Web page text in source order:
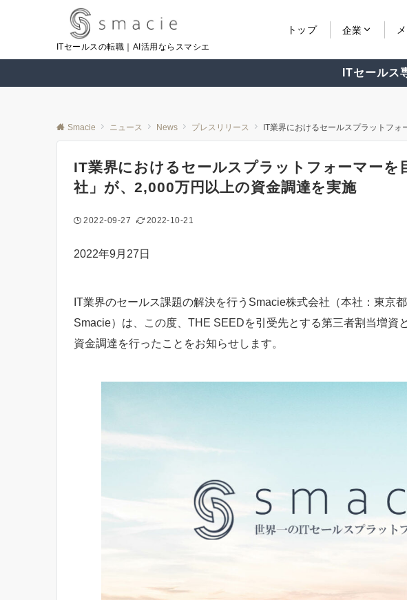
ITセールスの転職｜AI活用ならスマシエ
トップ 企業
ITセールス
Smacie ニュース News プレスリリース IT業界におけるセールスプラットフ
IT業界におけるセールスプラットフォーマーを
社」が、2,000万円以上の資金調達を実施
2022-09-27 2022-10-21
2022年9月27日
IT業界のセールス課題の解決を行うSmacie株式会社（本社：東京
Smacie）は、この度、THE SEEDを引受先とする第三者割当増資
資金調達を行ったことをお知らせします。